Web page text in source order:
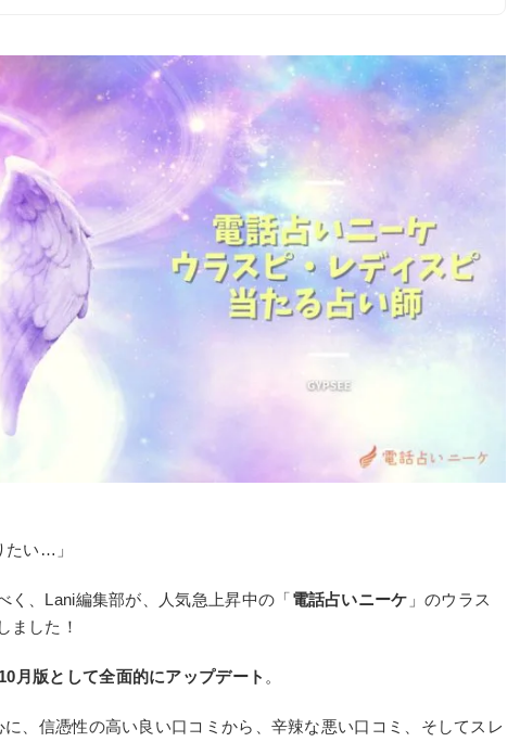
たい…」
く、Lani編集部が、人気急上昇中の「電話占いニーケ 」のウラス
ました！
月版として全面的にアップデート 。
、信憑性の高い良い口コミから、辛辣な悪い口コミ、そしてスレ